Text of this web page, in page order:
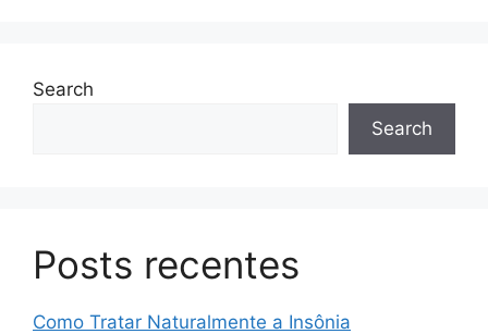
Search
Search
Posts recentes
Como Tratar Naturalmente a Insônia